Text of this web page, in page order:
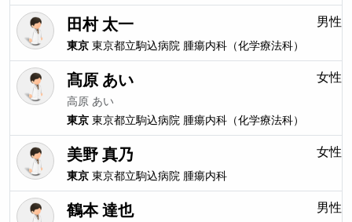
田村 太一
東京 東京都立駒込病院 腫瘍内科（化学療法科）
男性
髙原 あい
高原 あい
東京 東京都立駒込病院 腫瘍内科（化学療法科）
女性
美野 真乃
東京 東京都立駒込病院 腫瘍内科
女性
鶴本 達也 男性